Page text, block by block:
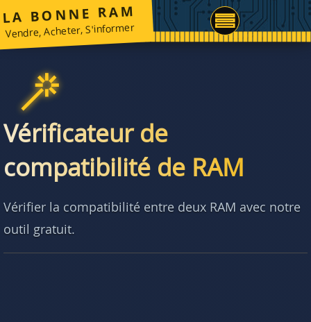
LA BONNE RAM
Vendre, Acheter, S'informer
Vérificateur de
compatibilité de RAM
Vérifier la compatibilité entre deux RAM avec notre
outil gratuit.